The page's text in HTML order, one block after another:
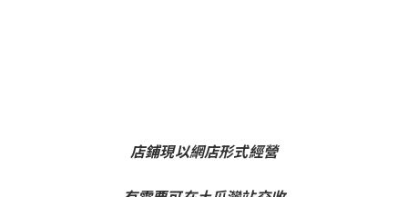
店鋪現以網店形式經營